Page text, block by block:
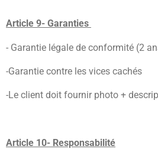
Article 9- Garanties
- Garantie légale de conformité (2
-Garantie contre les vices cachés
-Le client doit fournir photo +
Article 10- Responsabilité